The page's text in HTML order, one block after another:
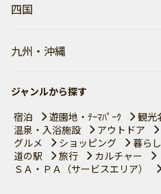
四国
九州・沖縄
ジャンルから探す
宿泊
遊園地・ﾃｰﾏﾊﾟｰｸ 観光
温泉・入浴施設
アウトドア
グルメ
ショッピング 暮らし
道の駅
旅行
カルチャー
ＳＡ・ＰＡ（サービスエリア）